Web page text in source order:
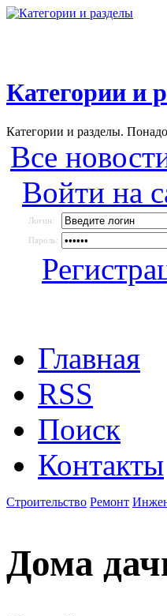
Категории и
Категории и разделы.
Все
Войти на
Логин:
Пароль:
Главная
RSS
Поиск
Контакты
Строительство Ремонт
Дома